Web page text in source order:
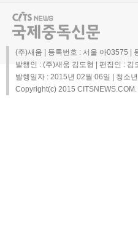
(주)새움 | 등록번호 : 서울 아03575 |
발행인 : (주)새움 김도형 | 편집인 :
발행일자 : 2015년 02월 06일 | 청소
Copyright(c) 2015